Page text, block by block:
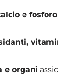
e fosforo
e organi